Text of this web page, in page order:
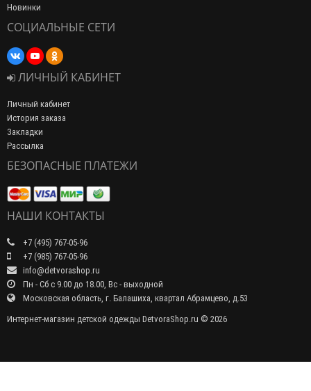
Новинки
СОЦИАЛЬНЫЕ СЕТИ
ЛИЧНЫЙ КАБИНЕТ
Личный кабинет
История заказа
Закладки
Рассылка
БЕЗОПАСНЫЕ ПЛАТЕЖИ
НАШИ КОНТАКТЫ
+7 (495) 767-05-96
+7 (985) 767-05-96
info@detvorashop.ru
Пн - Сб с 9.00 до 18.00, Вс - выходной
Московская область, г. Балашиха, квартал Абрамцево, д.53
Интернет-магазин детской одежды DetvoraShop.ru © 2026